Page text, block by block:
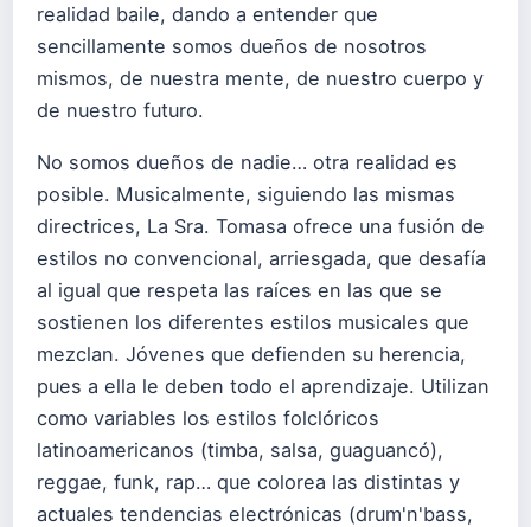
realidad baile, dando a entender que
sencillamente somos dueños de nosotros
mismos, de nuestra mente, de nuestro cuerpo y
de nuestro futuro.
No somos dueños de nadie… otra realidad es
posible. Musicalmente, siguiendo las mismas
directrices, La Sra. Tomasa ofrece una fusión de
estilos no convencional, arriesgada, que desafía
al igual que respeta las raíces en las que se
sostienen los diferentes estilos musicales que
mezclan. Jóvenes que defienden su herencia,
pues a ella le deben todo el aprendizaje. Utilizan
como variables los estilos folclóricos
latinoamericanos (timba, salsa, guaguancó),
reggae, funk, rap… que colorea las distintas y
actuales tendencias electrónicas (drum'n'bass,